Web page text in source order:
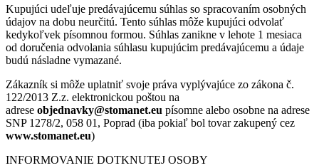
Kupujúci udeľuje predávajúcemu súhlas so spracovaním osobných
údajov na dobu neurčitú. Tento súhlas môže kupujúci odvolať
kedykoľvek písomnou formou. Súhlas zanikne v lehote 1 mesiaca
od doručenia odvolania súhlasu kupujúcim predávajúcemu a údaje
budú násladne vymazané.
Zákazník si môže uplatniť svoje práva vyplývajúce zo zákona č.
122/2013 Z.z. elektronickou poštou na
adrese objednavky@stomanet.eu písomne alebo osobne na adrese
SNP 1278/2, 058 01, Poprad (iba pokiaľ bol tovar zakupený cez
www.stomanet.eu)
INFORMOVANIE DOTKNUTEJ OSOBY